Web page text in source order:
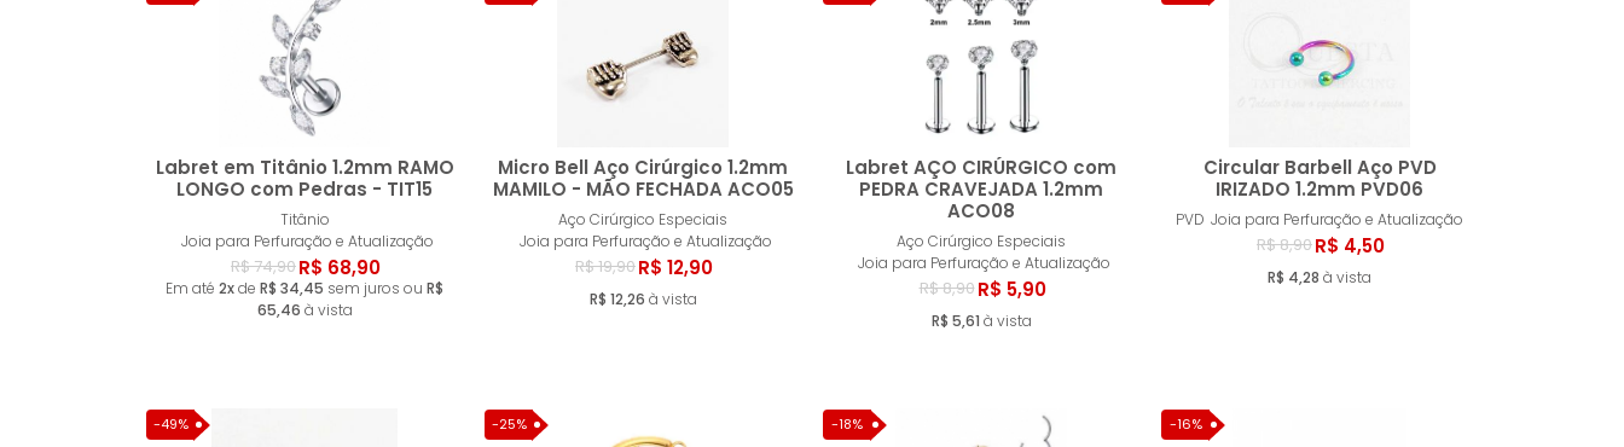
Labret em Titânio 1.2mm RAMO
LONGO com Pedras - TIT15
Titânio
Joia para Perfuração e Atualização
R$ 74,90R$ 68,90
Em até 2xde R$ 34,45 sem juros ou R$
65,46 à vista
Comprar
Micro Bell Aço Cirúrgico 1.2mm
MAMILO - MÃO FECHADA ACO05
Aço Cirúrgico Especiais
Joia para Perfuração e Atualização
R$ 19,90R$ 12,90
R$ 12,26 à vista
Comprar
Labret AÇO CIRÚRGICO com
PEDRA CRAVEJADA 1.2mm
ACO08
Aço Cirúrgico Especiais
Joia para Perfuração e Atualização
R$ 8,90R$ 5,90
R$ 5,61 à vista
Comprar
Circular Barbell Aço PVD
IRIZADO 1.2mm PVD06
PVD Joia para Perfuração e Atualização
R$ 8,90R$ 4,50
R$ 4,28 à vista
Comprar
-49% -25% -18% -16%